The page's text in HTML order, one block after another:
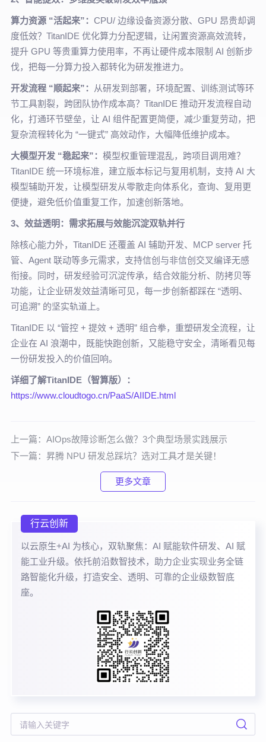
算力资源 “活起来”： CPU/ 边缘设备资源分散、GPU 昂贵却调
度低效？TitanIDE 优化算力分配逻辑，让闲置资源高效流转，
提升 GPU 等贵重算力使用率，不再让硬件成本限制 AI 创新步
伐，把每一分算力投入都转化为研发推进力。
开发流程 “顺起来”：
从研发到部署，环境配置、训练测试等环
节工具割裂，跨团队协作成本高？TitanIDE 推动开发流程自动
化，打通环节壁垒，让 AI 组件配置更简便，减少重复劳动，把
复杂流程转化为 “一键式” 高效动作，大幅降低维护成本。
大模型开发 “稳起来”： 模型权重管理混乱，跨项目调用难？
TitanIDE 统一环境标准，建立版本标记与复用机制，支持 AI 大
模型辅助开发，让模型研发从零散走向体系化，查询、复用更
便捷，避免低价值重复工作，加速创新落地。
3、效益透明：需求拓展与效能沉淀双轨并行
除核心能力外，TitanIDE 还覆盖 AI 辅助开发、MCP server 托
管、Agent 联动等多元需求，支持信创与非信创交叉编译无感
衔接。同时，研发经验可沉淀传承，结合效能分析、防拷贝等
功能，让企业研发效益清晰可见，每一步创新都踩在 “透明、
可追溯” 的坚实轨道上。
TitanIDE 以 “管控 + 提效 + 透明” 组合拳，重塑研发全流程，让
企业在 AI 浪潮中，既能快跑创新，又能稳守安全，清晰看见每
一份研发投入的价值回响。
详细了解TitanIDE（智算版）：
https://www.cloudtogo.cn/PaaS/AIIDE.html
上一篇： AIOps故障诊断怎么做？3个典型场景实践展示
下一篇： 昇腾 NPU 研发总踩坑？选对工具才是关键！
更多文章
行云创新
以云原生+AI 为核心，双轨聚焦：AI 赋能软件研发、AI 赋
能工业升级。依托前沿数智技术，助力企业实现业务全链
路智能化升级，打造安全、透明、可靠的企业级数智底
座。